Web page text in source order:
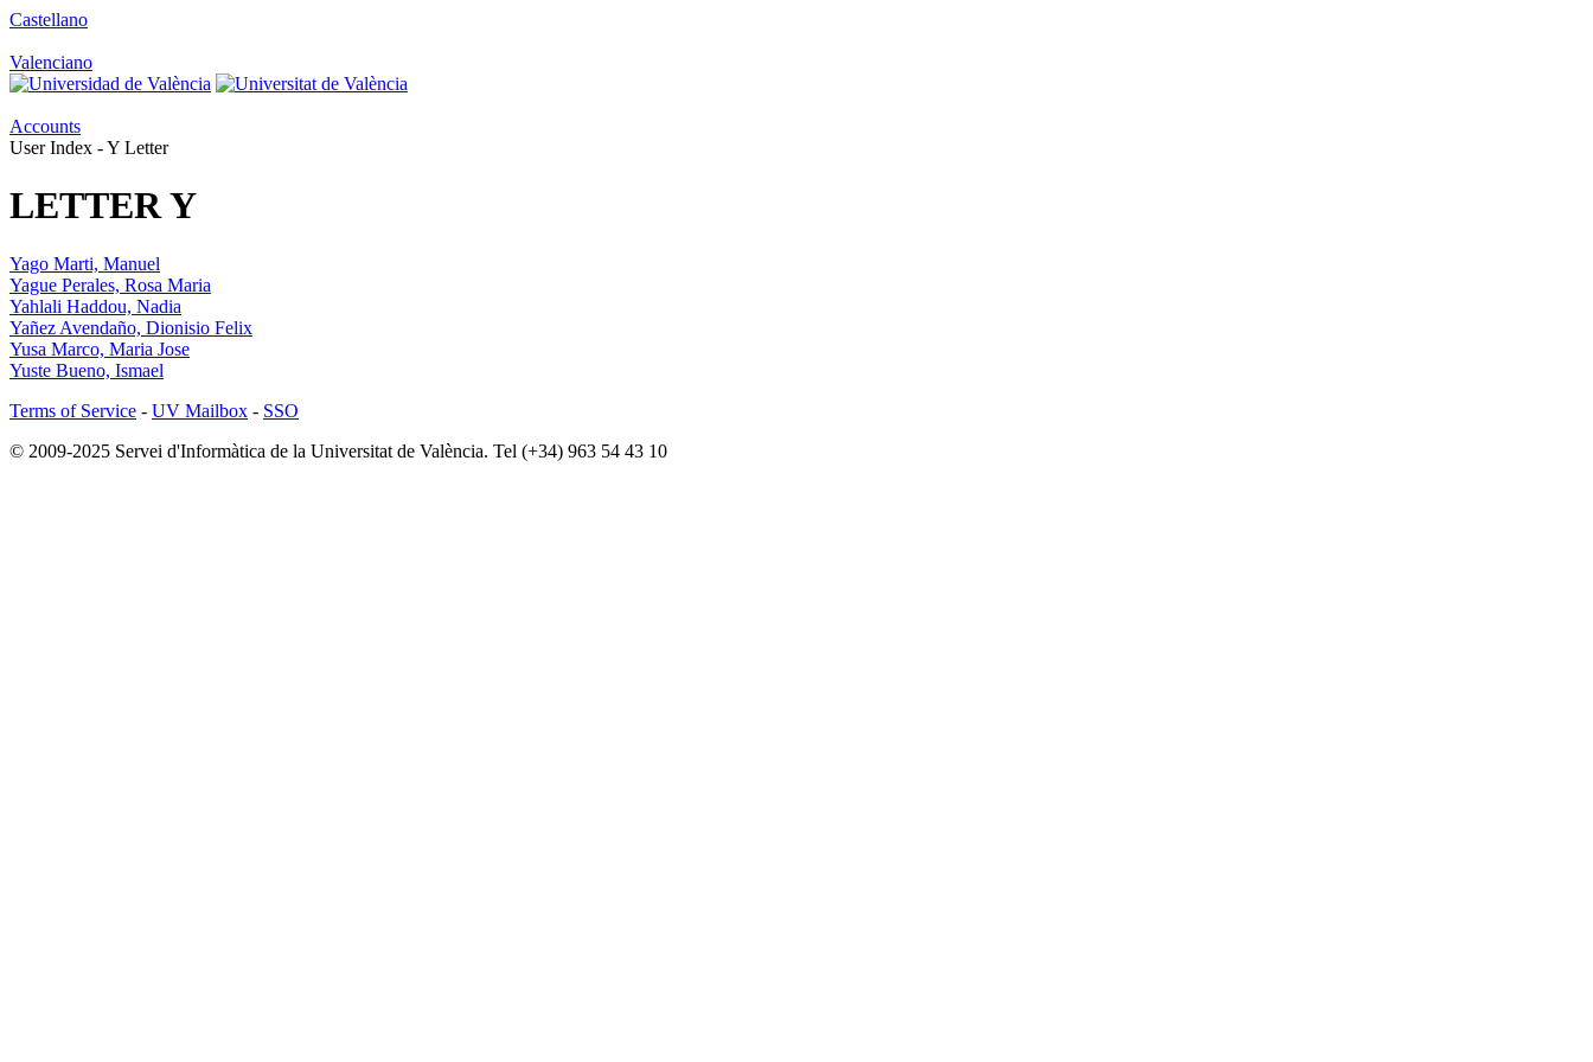
Castellano
Valenciano
Accounts
User Index - Y Letter
LETTER Y
Yago Marti, Manuel
Yague Perales, Rosa Maria
Yahlali Haddou, Nadia
Yañez Avendaño, Dionisio Felix
Yusa Marco, Maria Jose
Yuste Bueno, Ismael
Terms of Service - UV Mailbox - SSO
© 2009-2025 Servei d'Informàtica de la Universitat de València. Tel (+34) 963 54 43 10